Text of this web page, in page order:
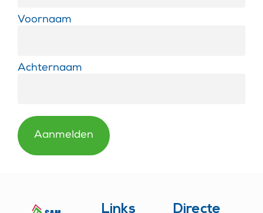
Voornaam
Achternaam
Links
Directe